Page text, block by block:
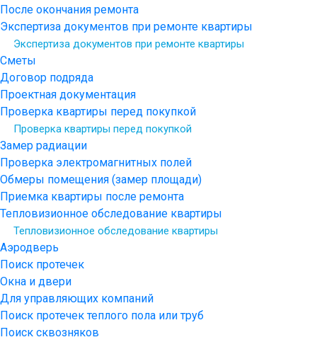
После окончания ремонта
Экспертиза документов при ремонте квартиры
Экспертиза документов при ремонте квартиры
Сметы
Договор подряда
Проектная документация
Проверка квартиры перед покупкой
Проверка квартиры перед покупкой
Замер радиации
Проверка электромагнитных полей
Обмеры помещения (замер площади)
Приемка квартиры после ремонта
Тепловизионное обследование квартиры
Тепловизионное обследование квартиры
Аэродверь
Поиск протечек
Окна и двери
Для управляющих компаний
Поиск протечек теплого пола или труб
Поиск сквозняков